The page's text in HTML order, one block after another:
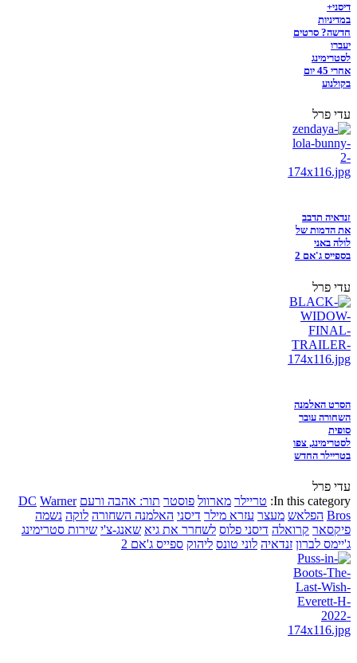
דיסני+
במדיניות
חדשה? סרטים
יעברו
לסטרימינג
אחרי 45 יום
בקולנוע
עדי פרל
זנדאיה תדבב
את הדמות של
לולה באני
בספייס ג'אם 2
עדי פרל
הסרט האלמנה
השחורה עובר
סופית
לסטרימינג, צפו
בטריילר החדש
עדי פרל
In this category: טריילר מארוול פוסטר תור: אהבה ורעם DC Warner
Bros הפלאש מעצר עזרא מילר דיסני האלמנה השחורה לוקה נשמה
פיקסאר קרואלה דיסני פלוס לשחרר את גיא שאנג-צ'י שירות סטרימינג
ג'יימס לברון זנדאיה לוני טונס ליהוק ספייס ג'אם 2